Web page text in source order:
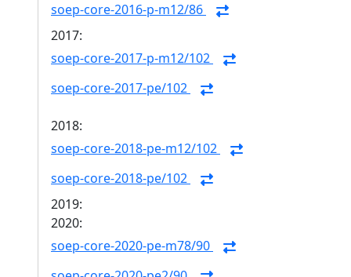
soep-core-2016-p-m12/86
2017:
soep-core-2017-p-m12/102
soep-core-2017-pe/102
2018:
soep-core-2018-pe-m12/102
soep-core-2018-pe/102
2019:
2020:
soep-core-2020-pe-m78/90